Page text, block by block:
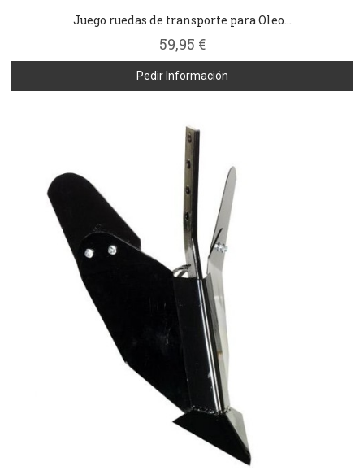
Juego ruedas de transporte para Oleo...
59,95 €
Pedir Información